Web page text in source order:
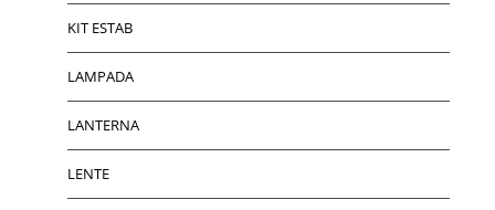
KIT ESTAB
LAMPADA
LANTERNA
LENTE